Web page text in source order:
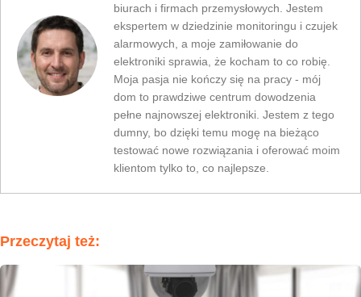
biurach i firmach przemysłowych. Jestem
ekspertem w dziedzinie monitoringu i czujek
alarmowych, a moje zamiłowanie do
elektroniki sprawia, że kocham to co robię.
Moja pasja nie kończy się na pracy - mój
dom to prawdziwe centrum dowodzenia
pełne najnowszej elektroniki. Jestem z tego
dumny, bo dzięki temu mogę na bieżąco
testować nowe rozwiązania i oferować moim
klientom tylko to, co najlepsze.
Przeczytaj też: